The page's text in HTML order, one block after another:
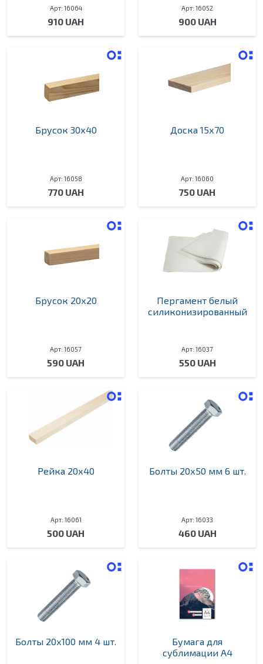
Арт: 16064
910 UAH
Арт: 16052
900 UAH
Брусок 30х40
Арт: 16058
770 UAH
Доска 15х70
Арт: 16060
750 UAH
Брусок 20х20
Арт: 16057
590 UAH
Пергамент белый
силиконизированный
Арт: 16037
550 UAH
Рейка 20х40
Арт: 16061
500 UAH
Болты 20х50 мм 6 шт.
Арт: 16033
460 UAH
Болты 20х100 мм 4 шт.
Бумага для
сублимации А4